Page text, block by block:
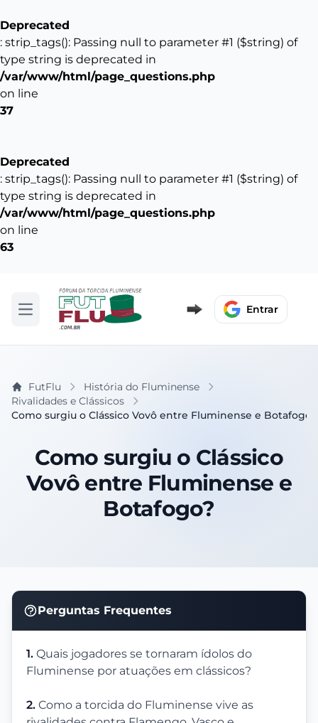
Deprecated
: strip_tags(): Passing null to parameter #1 ($string) of
type string is deprecated in
/var/www/html/page_questions.php
on line
37
Deprecated
: strip_tags(): Passing null to parameter #1 ($string) of
type string is deprecated in
/var/www/html/page_questions.php
on line
63
Abrir menu Entrar
FutFlu
História do Fluminense
Rivalidades e Clássicos
Como surgiu o Clássico Vovô entre Fluminense e Botafogo?
Como surgiu o Clássico
Vovô entre Fluminense e
Botafogo?
Perguntas Frequentes
1. Quais jogadores se tornaram ídolos do
Fluminense por atuações em clássicos?
2. Como a torcida do Fluminense vive as